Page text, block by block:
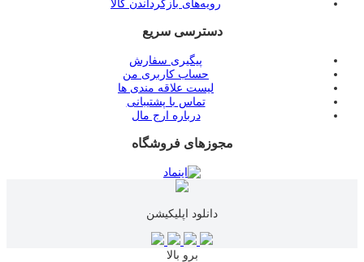
رویه‌های بازگرداندن کالا
دسترسی سریع
پیگیری سفارش
حساب کاربری من
لیست علاقه مندی ها
تماس با پشتیبانی
درباره ارج مال
مجوزهای فروشگاه
دانلود اپلیکیشن
برو بالا